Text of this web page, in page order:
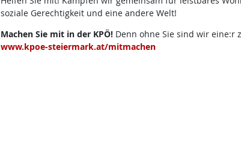
soziale Gerechtigkeit und eine andere Welt!
Machen Sie mit in der KPÖ!Denn ohne Sie sind wir eine:r
www.kpoe-steiermark.at/mitmachen